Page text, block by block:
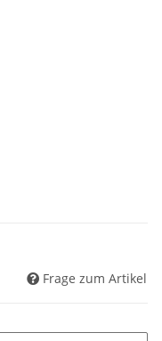
Frage zum Artikel